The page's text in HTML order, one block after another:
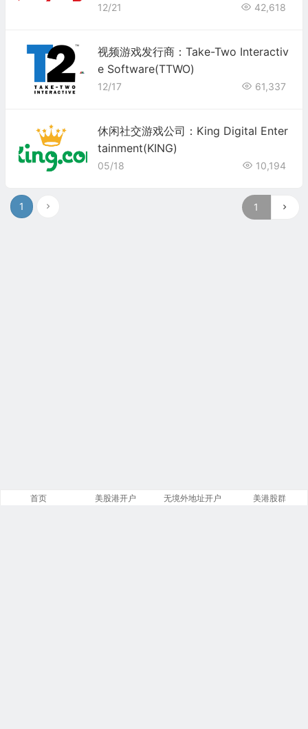
12/21 42,618
视频游戏发行商：Take-Two Interactiv
e Software(TTWO)
12/17 61,337
休闲社交游戏公司：King Digital Enter
tainment(KING)
05/18 10,194
1
首页 美股港开户 无境外地址开户 美港股群